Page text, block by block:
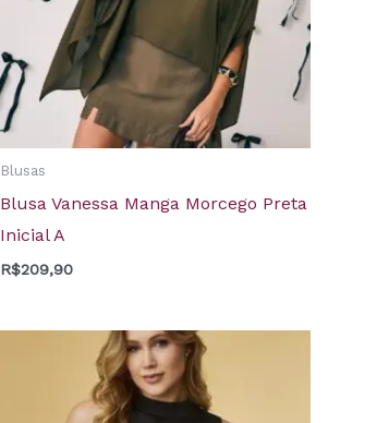
Blusas
Blusa Vanessa Manga Morcego Preta
Inicial A
R$209,90